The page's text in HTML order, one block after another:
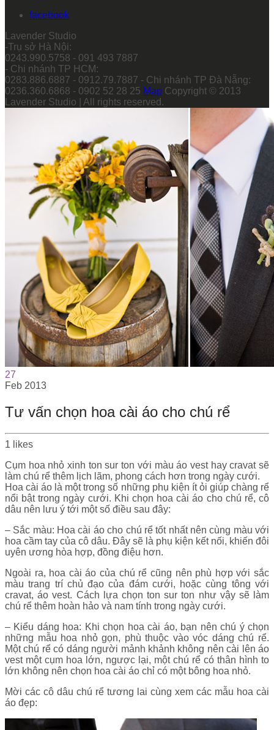
facebook
Lavender Studio
-Trụ sở Hà Nội:
0243.990.5758 - 091 493 7887
- Chi nhánh TP HCM:
0283.886.6887 - 0912.79.7887 - Chi nhánh TP Đà Nẵng:
0236.360.6868 - 0902 52 28 25 Map Copyright © 2013
Lavender Studio | All rights reserved.
27
Feb 2013
Tư vấn chọn hoa cài áo cho chú rể
1 likes
Cụm hoa nhỏ xinh ton sur ton với màu áo vest hay cravat sẽ
làm chú rể thêm lịch lãm, phong cách hơn trong ngày cưới.
Hoa cài áo là một trong số những phụ kiện ít ỏi giúp chàng rể
nổi bật trong ngày cưới. Khi chọn hoa cài áo cho chú rể, cô
dâu nên lưu ý tới một số điều sau đây:
– Sắc màu: Hoa cài áo cho chú rể tốt nhất nên cùng màu với
hoa cầm tay của cô dâu. Đây sẽ là phụ kiện kết nối, khiến đôi
uyên ương hòa hợp, đồng điệu hơn.
Ngoài ra, hoa cài áo của chú rể cũng nên phù hợp với sắc
màu trang trí chủ đạo của đám cưới, hoặc cùng tông với
cravat, áo vest. Cách lựa chọn ton sur ton như vậy sẽ làm
chú rể thêm hoàn hảo và nam tính trong ngày cưới.
– Kiểu dáng hoa: Khi chọn hoa cài áo, bạn nên chú ý chọn
những mẫu hoa nhỏ gọn, phù thuộc vào vóc dáng chú rể.
Một chú rể có dáng người mảnh khảnh không nên cài lên áo
vest một cụm hoa lớn, ngược lại, một chú rể có thân hình to
lớn không nên chọn hoa cài áo chỉ có một bông hoa nhỏ.
Mời các cô dâu chú rể tương lai cùng xem các mẫu hoa cài
áo đẹp: